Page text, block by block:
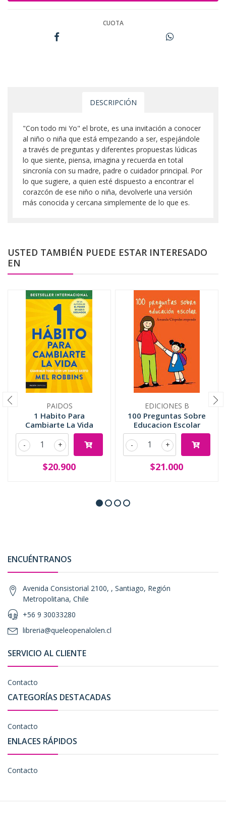
CUOTA
DESCRIPCIÓN
"Con todo mi Yo" el brote, es una invitación a conocer
al niño o niña que está empezando a ser, espejándole
a través de preguntas y diferentes propuestas lúdicas
lo que siente, piensa, imagina y recuerda en total
sincronía con su madre, padre o cuidador principal. Por
lo que sugiere, a quien esté dispuesto a encontrar el
corazcón de ese niño o niña, devolverle una versión
más conocida y cercana simplemente de lo que es.
USTED TAMBIÉN PUEDE ESTAR INTERESADO
EN
PAIDOS
1 Habito Para
Cambiarte La Vida
+
-
$20.900
EDICIONES B
100 Preguntas Sobre
Educacion Escolar
+
-
$21.000
ENCUÉNTRANOS
Avenida Consistorial 2100, , Santiago, Región
Metropolitana, Chile
+56 9 30033280
libreria@queleopenalolen.cl
SERVICIO AL CLIENTE
Contacto
CATEGORÍAS DESTACADAS
Contacto
ENLACES RÁPIDOS
Contacto